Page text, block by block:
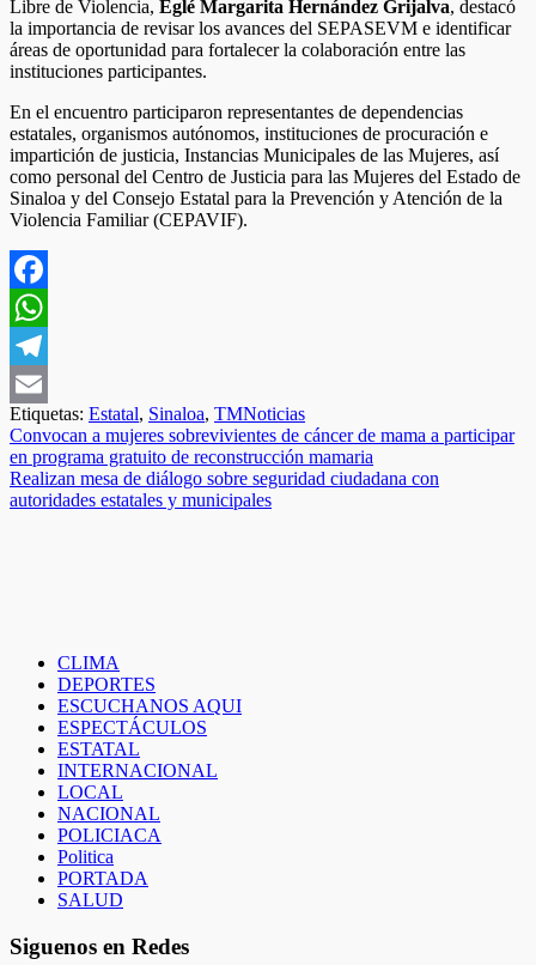
Libre de Violencia, Eglé Margarita Hernández Grijalva, destacó
la importancia de revisar los avances del SEPASEVM e identificar
áreas de oportunidad para fortalecer la colaboración entre las
instituciones participantes.
En el encuentro participaron representantes de dependencias
estatales, organismos autónomos, instituciones de procuración e
impartición de justicia, Instancias Municipales de las Mujeres, así
como personal del Centro de Justicia para las Mujeres del Estado de
Sinaloa y del Consejo Estatal para la Prevención y Atención de la
Violencia Familiar (CEPAVIF).
Facebook
WhatsApp
Telegram
Email
Etiquetas: Estatal, Sinaloa, TMNoticias
Navegación
de
entradas
Convocan a mujeres sobrevivientes de cáncer de mama a participar
en programa gratuito de reconstrucción mamaria
Realizan mesa de diálogo sobre seguridad ciudadana con
autoridades estatales y municipales
CLIMA
DEPORTES
ESCUCHANOS AQUI
ESPECTÁCULOS
ESTATAL
INTERNACIONAL
LOCAL
NACIONAL
POLICIACA
Politica
PORTADA
SALUD
Siguenos en Redes